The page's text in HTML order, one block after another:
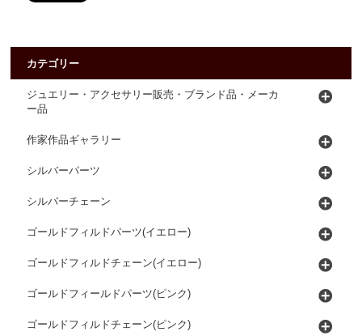
カテゴリー
ジュエリー・アクセサリー販売・ブランド品・メーカ
ー品
作家作品ギャラリー
シルバーパーツ
シルバーチェーン
ゴールドフィルドパーツ(イエロー)
ゴールドフィルドチェーン(イエロー)
ゴールドフィールドパーツ(ピンク)
ゴールドフィルドチェーン(ピンク)